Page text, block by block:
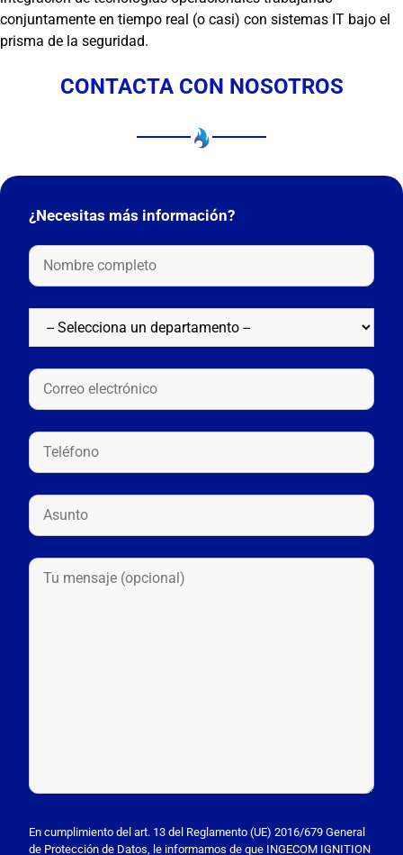
conjuntamente en tiempo real (o casi) con sistemas IT bajo el
prisma de la seguridad.
CONTACTA CON NOSOTROS
¿Necesitas más información?
o
En cumplimiento del art. 13 del Reglamento (UE) 2016/679 General
de Protección de Datos, le informamos de que INGECOM IGNITION